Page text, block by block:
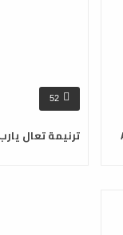
52
ترنيمة تعال